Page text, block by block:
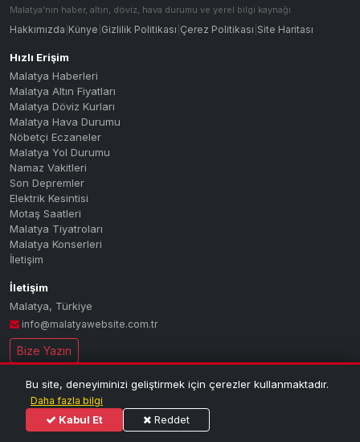
Malatya'nın haber, altın, döviz, hava durumu ve yerel bilgi kaynağı.
Hakkımızda Künye Gizlilik Politikası Çerez Politikası Site Haritası
Hızlı Erişim
Malatya Haberleri
Malatya Altın Fiyatları
Malatya Döviz Kurları
Malatya Hava Durumu
Nöbetçi Eczaneler
Malatya Yol Durumu
Namaz Vakitleri
Son Depremler
Elektrik Kesintisi
Motaş Saatleri
Malatya Tiyatroları
Malatya Konserleri
İletişim
İletişim
Malatya, Türkiye
info@malatyawebsite.com.tr
Bize Yazın
© 2026 MALATYA PORTAL — Tüm hakları saklıdır.
haber ve bilgi portalı
Bu site, deneyiminizi geliştirmek için çerezler kullanmaktadır.
Daha fazla bilgi
Kabul Et Reddet